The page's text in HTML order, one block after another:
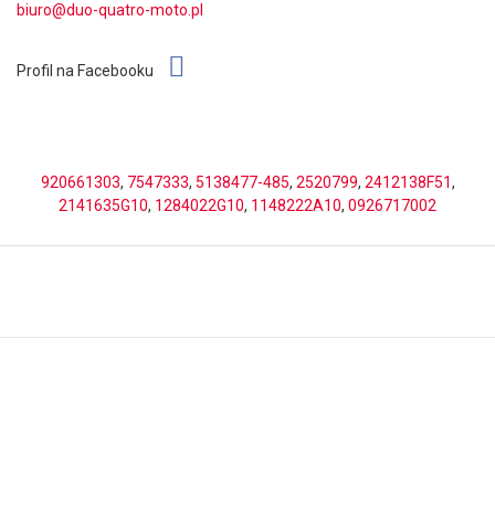
biuro@duo-quatro-moto.pl
Profil na Facebooku
920661303, 7547333, 5138477-485, 2520799, 2412138F51,
2141635G10, 1284022G10, 1148222A10, 0926717002